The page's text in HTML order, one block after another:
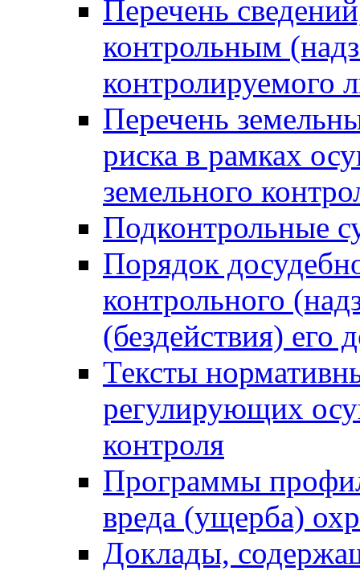
Перечень
контрольным
контролируемого
Перечень
риска в рамках
земельного
Подконтрольные
Порядок
контрольного
(бездействия)
Тексты
регулирующих
контроля
Программы
вреда (ущерба)
Доклады,